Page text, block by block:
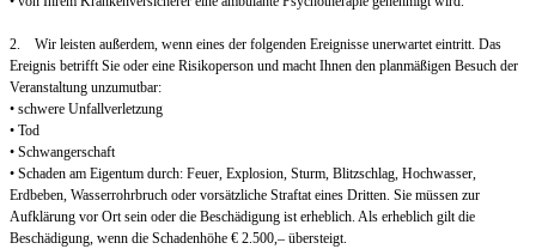
2. Wir leisten außerdem, wenn eines der folgenden Ereignisse unerwartet eintritt. Das
Ereignis betrifft Sie oder eine Risikoperson und macht Ihnen den planmäßigen Besuch der
Veranstaltung unzumutbar:
• schwere Unfallverletzung
• Tod
• Schwangerschaft
• Schaden am Eigentum durch: Feuer, Explosion, Sturm, Blitzschlag, Hochwasser,
Erdbeben, Wasserrohrbruch oder vorsätzliche Straftat eines Dritten. Sie müssen zur
Aufklärung vor Ort sein oder die Beschädigung ist erheblich. Als erheblich gilt die
Beschädigung, wenn die Schadenhöhe € 2.500,– übersteigt.